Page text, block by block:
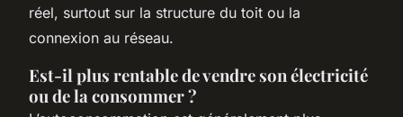
réel, surtout sur la structure du toit ou la
connexion au réseau.
Est-il plus rentable de vendre son électricité
ou de la consommer ?